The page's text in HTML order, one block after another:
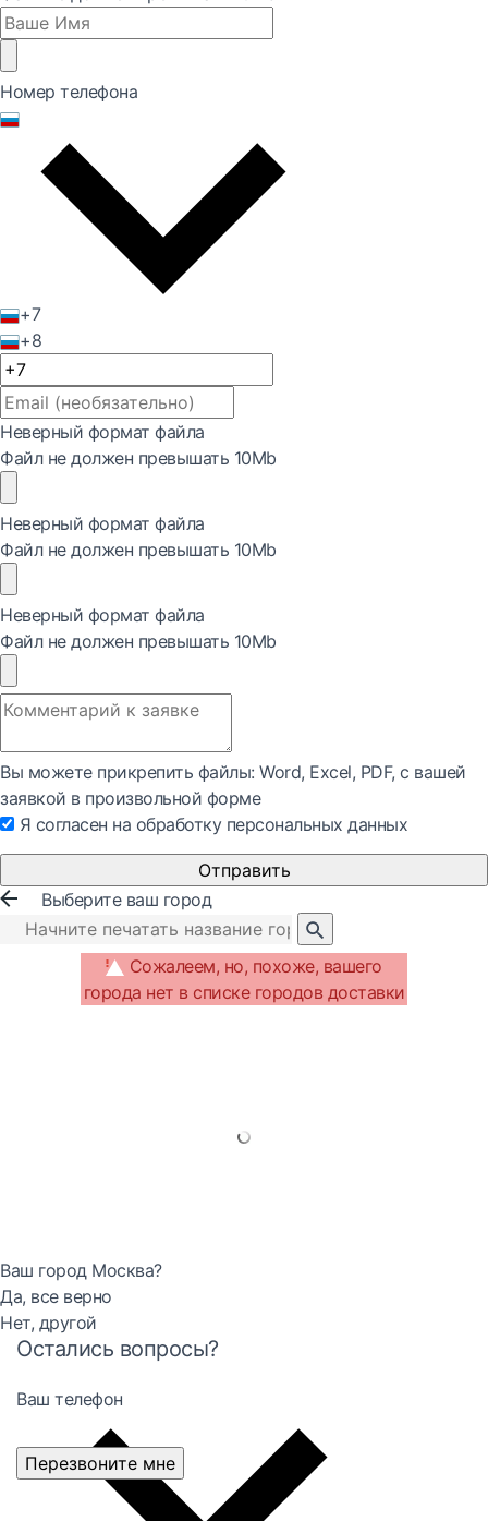
Номер телефона
+7
+8
Неверный формат файла
Файл не должен превышать 10Mb
Неверный формат файла
Файл не должен превышать 10Mb
Неверный формат файла
Файл не должен превышать 10Mb
Вы можете прикрепить файлы: Word, Exсel, PDF, с вашей
заявкой в произвольной форме
Я согласен на обработку персональных данных
Отправить
Выберите ваш город
Сожалеем, но, похоже, вашего
города нет в списке городов доставки
Ваш город Москва?
Да, все верно
Нет, другой
Остались вопросы?
Ваш телефон
Перезвоните мне